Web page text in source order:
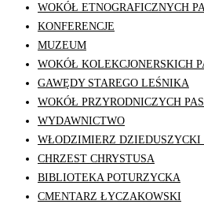
WOKÓŁ ETNOGRAFICZNYCH
KONFERENCJE
MUZEUM
WOKÓŁ KOLEKCJONERSKICH
GAWĘDY STAREGO LEŚNIKA
WOKÓŁ PRZYRODNICZYCH
WYDAWNICTWO
WŁODZIMIERZ DZIEDUSZYCKI
CHRZEST CHRYSTUSA
BIBLIOTEKA POTURZYCKA
CMENTARZ ŁYCZAKOWSKI